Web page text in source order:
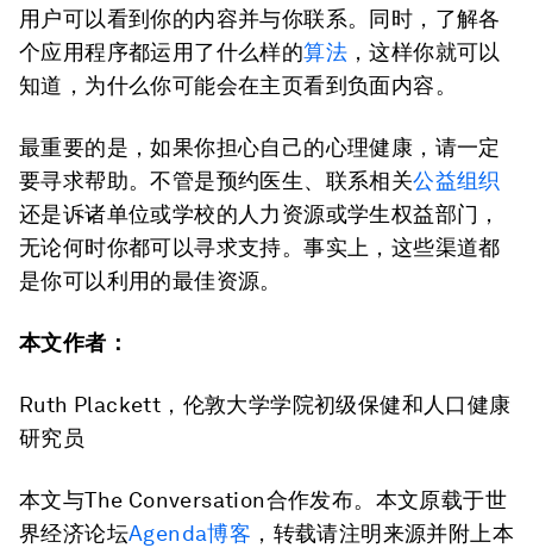
用户可以看到你的内容并与你联系。同时，了解各
个应用程序都运用了什么样的算法 ，这样你就可以
知道，为什么你可能会在主页看到负面内容。
最重要的是，如果你担心自己的心理健康，请一定
要寻求帮助。不管是预约医生、联系相关公益组织
还是诉诸单位或学校的人力资源或学生权益部门，
无论何时你都可以寻求支持。事实上，这些渠道都
是你可以利用的最佳资源。
本文作者：
Ruth Plackett，伦敦大学学院初级保健和人口健康
研究员
本文与The Conversation合作发布。本文原载于世
界经济论坛Agenda博客 ，转载请注明来源并附上本